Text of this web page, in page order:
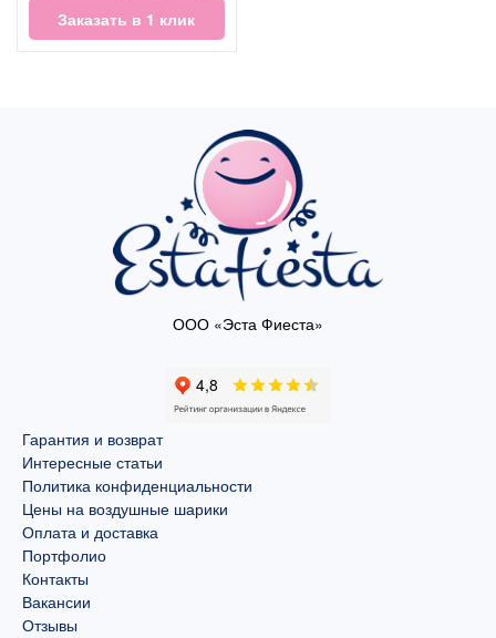
Заказать в 1 клик
ООО «Эста Фиеста»
Гарантия и возврат
Интересные статьи
Политика конфиденциальности
Цены на воздушные шарики
Оплата и доставка
Портфолио
Контакты
Вакансии
Отзывы